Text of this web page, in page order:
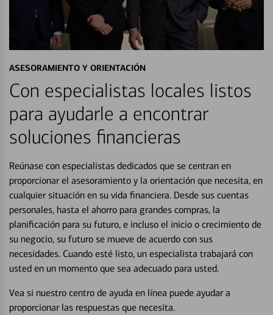
ASESORAMIENTO Y ORIENTACIÓN
Con especialistas locales listos
para ayudarle a encontrar
soluciones financieras
Reúnase con especialistas dedicados que se centran en
proporcionar el asesoramiento y la orientación que necesita, en
cualquier situación en su vida financiera. Desde sus cuentas
personales, hasta el ahorro para grandes compras, la
planificación para su futuro, e incluso el inicio o crecimiento de
su negocio, su futuro se mueve de acuerdo con sus
necesidades. Cuando esté listo, un especialista trabajará con
usted en un momento que sea adecuado para usted.
Vea si nuestro centro de ayuda en línea puede ayudar a
proporcionar las respuestas que necesita.